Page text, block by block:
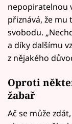
nepopiratelnou
přiznává, že
svobodu.
a díky dalšímu
z nějakého
Oproti
žabař
Ač se může